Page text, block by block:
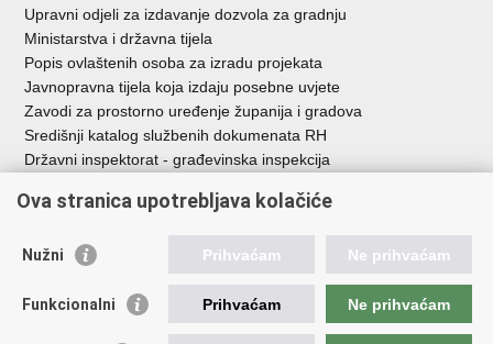
Upravni odjeli za izdavanje dozvola za gradnju
Ministarstva i državna tijela
Popis ovlaštenih osoba za izradu projekata
Javnopravna tijela koja izdaju posebne uvjete
Zavodi za prostorno uređenje županija i gradova
Središnji katalog službenih dokumenata RH
Državni inspektorat - građevinska inspekcija
Vlada Republike Hrvatske
Agencija za pravni promet i posredovanje nekretninama
Ova stranica upotrebljava kolačiće
Nužni Prihvaćam Ne prihvaćam
Funkcionalni Prihvaćam Ne prihvaćam